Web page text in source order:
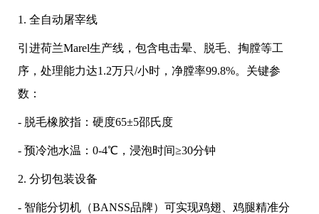
1. 全自动屠宰线
引进荷兰Marel生产线，包含电击晕、脱毛、掏膛等工
序，处理能力达1.2万只/小时，净膛率99.8%。关键参
数：
- 脱毛橡胶指：硬度65±5邵氏度
- 预冷池水温：0-4℃，浸泡时间≥30分钟
2. 分切包装设备
- 智能分切机（BANSS品牌）可实现鸡翅、鸡腿精准分